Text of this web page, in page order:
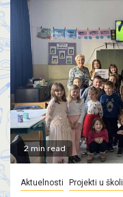
2 min read
Aktuelnosti Projekti u školi